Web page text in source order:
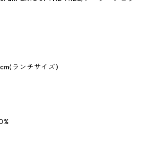
ランチサイズ)